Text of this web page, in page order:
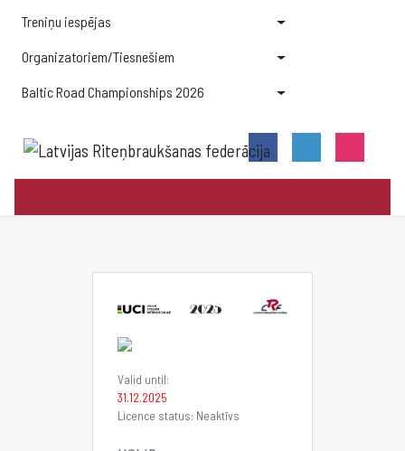
Treniņu iespējas
Organizatoriem/Tiesnešiem
Baltic Road Championships 2026
Valid until:
31.12.2025
Licence status: Neaktīvs